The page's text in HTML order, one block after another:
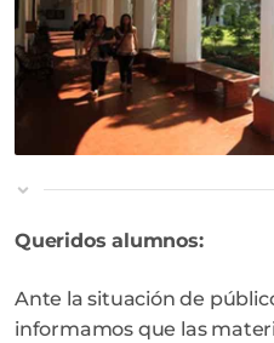
Queridos alumnos:
Ante la situación de
informamos que las